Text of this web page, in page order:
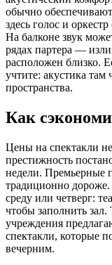
обычно
здесь голос и
На балконе звук
рядах партера —
расположен близко.
учтите: акустика там
пространства.
Как
Цены на спектакли
престижность
недели. Премьерные
традиционно
среду или четверг:
чтобы заполнить
учреждения
спектакли, которые
вечерним.